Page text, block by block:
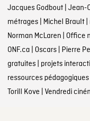
Jacques Godbout| Jean-
métrages| Michel Brault|
Norman McLaren | Office
ONF.ca | Oscars| Pierre
gratuites| projets
ressources pédagogiques
Torill Kove | Vendredi